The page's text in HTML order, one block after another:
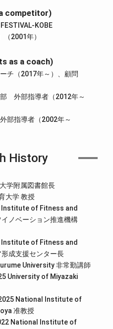
competitor)
FESTIVAL-KOBE
2001年）
as a coach)
チ（2017年～）、顧問
外部指導者（2012年～
部指導者（2002年～
History
学附属図書館長
大学 教授
of Fitness and
ノベーション推進機構
of Fitness and
成支援センター長
University 非常勤講師
University of Miyazaki
National Institute of
准教授
National Institute of